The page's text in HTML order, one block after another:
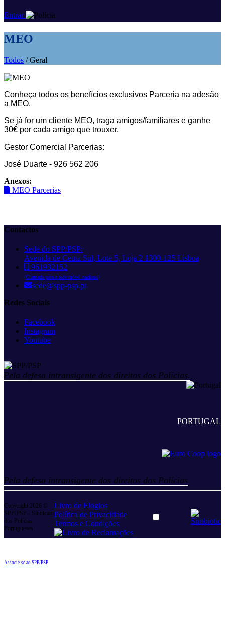
Entrar
MEO
Todos / Geral
Conheça todos os benefícios exclusivos Parceria na adesão
a MEO.
Se já for um cliente MEO, traga amigos/familiares e ganhe
30€ por cada amigo que trouxer.
Gestor Comercial Parcerias:
José Duarte - 926 562 206
Anexos:
MEO Parcerias
Contactos
Sede do SPP/PSP:
Avenida de Ceuta Sul, Lote 5, Loja 2 1300-125 Lisboa
961932152
(Chamada para a rede móvel nacional)
sede@spp-psp.pt
Redes Sociais
Facebook
Instagram
Youtube
Pela defesa intransigente dos direitos dos Polícias.
PORTUGAL
Pela defesa intransigente dos direitos dos Polícias
Copyright 2026 ©
SPP/PSP - Sindicato
dos Polícias
Portugueses
Livro de Elogios
Política de Privacidade
Termos e Condições
Dark
Associe-se ao SPP/PSP